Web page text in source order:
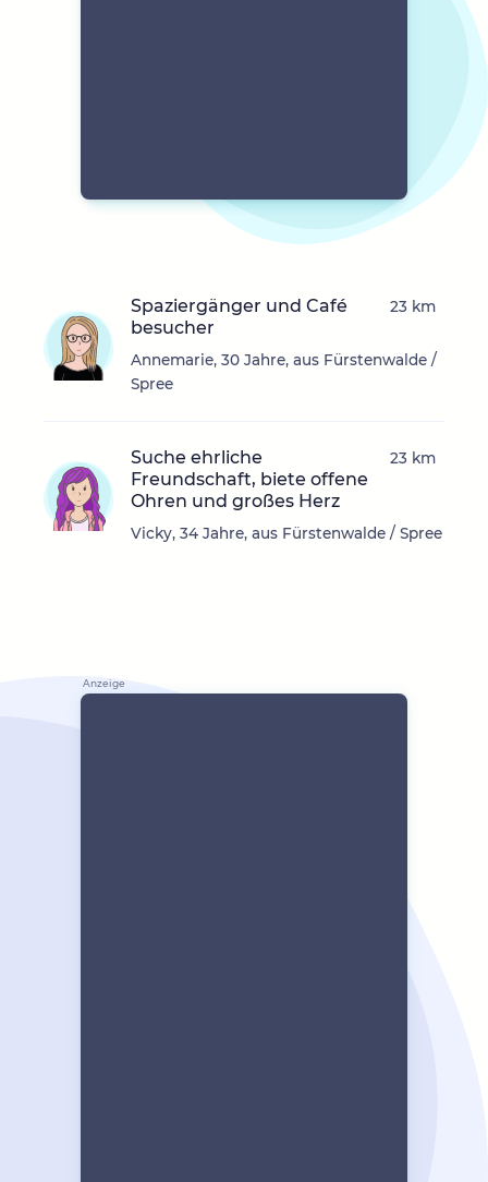
Spaziergänger und Café
besucher
Annemarie, 30 Jahre, aus Fürstenwalde /
Spree
23 km
Suche ehrliche
Freundschaft, biete offene
Ohren und großes Herz
Vicky, 34 Jahre, aus Fürstenwalde / Spree
23 km